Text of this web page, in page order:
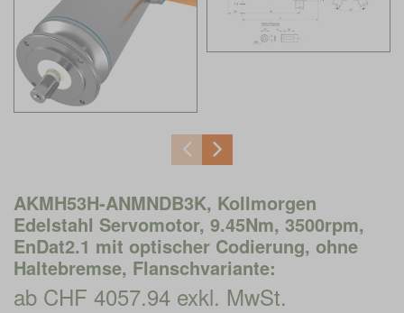
AKMH53H-ANMNDB3K, Kollmorgen
Edelstahl Servomotor, 9.45Nm, 3500rpm,
EnDat2.1 mit optischer Codierung, ohne
Haltebremse, Flanschvariante:
ab CHF 4057.94 exkl. MwSt.